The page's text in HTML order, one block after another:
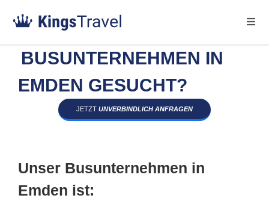
BUSUNTERNEHMEN IN
EMDEN GESUCHT?
JETZT UNVERBINDLICH ANFRAGEN
Unser Busunternehmen in
Emden ist: